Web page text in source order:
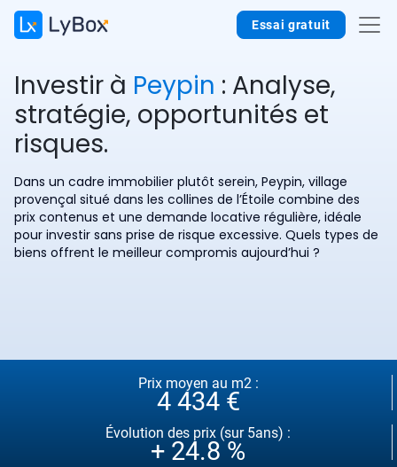
Essai gratuit
Investir à Peypin : Analyse,
stratégie, opportunités et
risques.
Dans un cadre immobilier plutôt serein, Peypin, village
provençal situé dans les collines de l’Étoile combine des
prix contenus et une demande locative régulière, idéale
pour investir sans prise de risque excessive. Quels types de
biens offrent le meilleur compromis aujourd’hui ?
Prix moyen au m2 :
4 434 €
Évolution des prix (sur 5ans) :
+ 24.8 %